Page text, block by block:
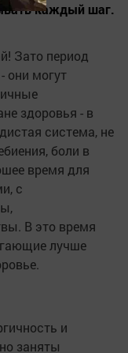
каждый шаг.
Зато период
они могут
здоровья - в
система, не
боли в
время для
с
В это время
лучше
и
заняты